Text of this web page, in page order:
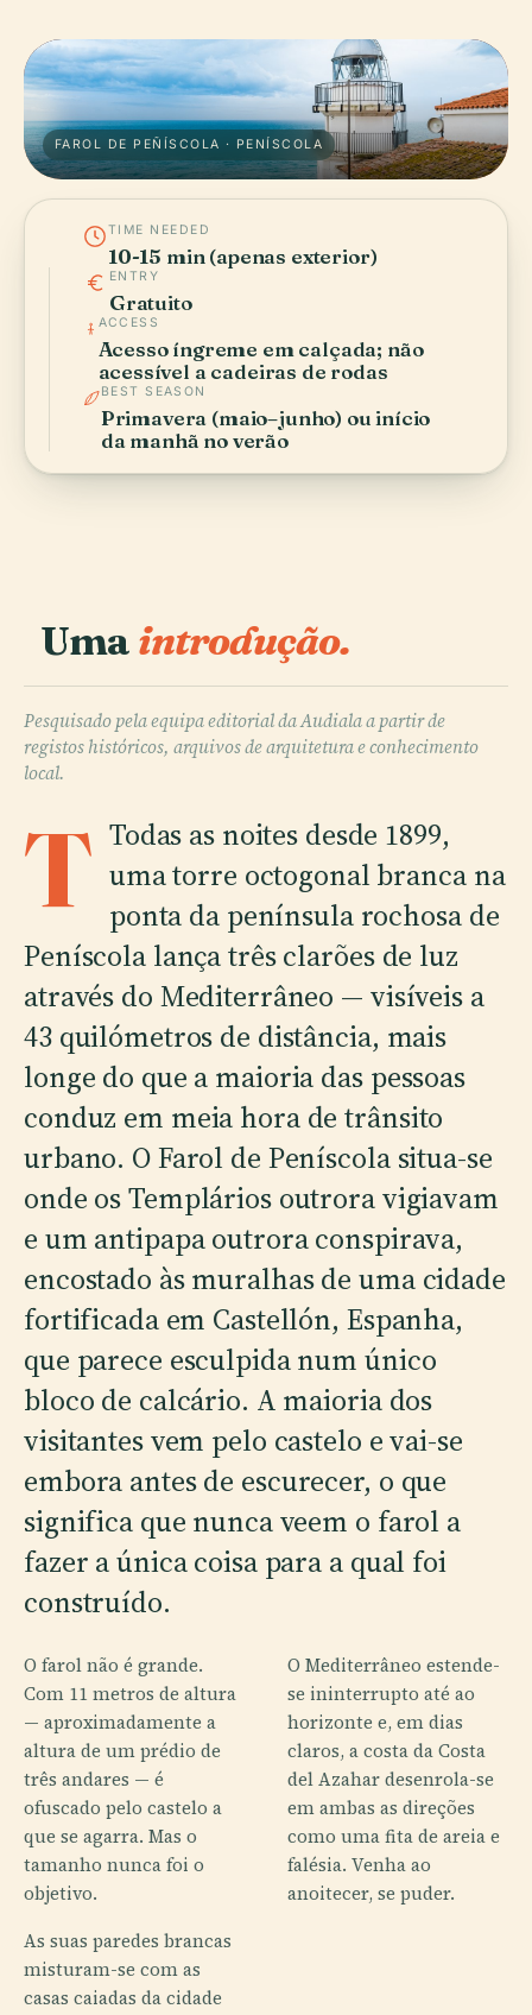
FAROL DE PEÑÍSCOLA · PENÍSCOLA
TIME NEEDED
10-15 min (apenas exterior)
ENTRY
Gratuito
ACCESS
Acesso íngreme em calçada; não
acessível a cadeiras de rodas
BEST SEASON
Primavera (maio–junho) ou início
da manhã no verão
Umaintrodução.
Pesquisado pela equipa editorial da Audiala a partir de
registos históricos, arquivos de arquitetura e conhecimento
local.
T Todas as noites desde 1899,
uma torre octogonal branca na
ponta da península rochosa de
Peníscola lança três clarões de luz
através do Mediterrâneo — visíveis a
43 quilómetros de distância, mais
longe do que a maioria das pessoas
conduz em meia hora de trânsito
urbano. O Farol de Peníscola situa-se
onde os Templários outrora vigiavam
e um antipapa outrora conspirava,
encostado às muralhas de uma cidade
fortificada em Castellón, Espanha,
que parece esculpida num único
bloco de calcário. A maioria dos
visitantes vem pelo castelo e vai-se
embora antes de escurecer, o que
significa que nunca veem o farol a
fazer a única coisa para a qual foi
construído.
O farol não é grande.
Com 11 metros de altura
— aproximadamente a
altura de um prédio de
três andares — é
ofuscado pelo castelo a
que se agarra. Mas o
tamanho nunca foi o
objetivo.
As suas paredes brancas
misturam-se com as
casas caiadas da cidade
O Mediterrâneo estende-
se ininterrupto até ao
horizonte e, em dias
claros, a costa da Costa
del Azahar desenrola-se
em ambas as direções
como uma fita de areia e
falésia. Venha ao
anoitecer, se puder.